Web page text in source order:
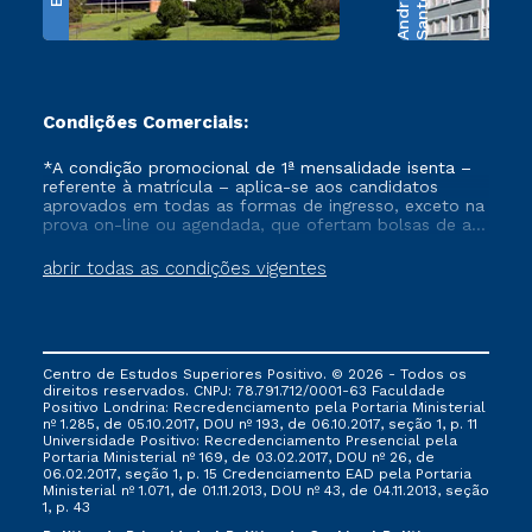
S
a
n
t
o
s
A
n
d
r
a
d
Condições Comerciais:
abrir todas as condições vigentes
*A condição promocional de 1ª mensalidade isenta –
referente à matrícula – aplica-se aos candidatos
aprovados em todas as formas de ingresso, exceto na
prova on-line ou agendada, que ofertam bolsas de até
vigente, que ainda não tenham efetivado e/ou não
tenham cancelado ou trancado sua matrícula em uma
via FIES, Prouni e outros programas governamentais, e
não se acumula com nenhuma outra campanha
ofertada pela Instituição.
Centro de Estudos Superiores Positivo. © 2026 - Todos os
direitos reservados. CNPJ: 78.791.712/0001-63 Faculdade
Positivo Londrina: Recredenciamento pela Portaria Ministerial
nº 1.285, de 05.10.2017, DOU nº 193, de 06.10.2017, seção 1, p. 11
Universidade Positivo: Recredenciamento Presencial ​pela
Portaria Ministerial nº 169, de 03.02.2017, DOU nº 26, de
06.02.2017, seção 1, p. 15 Credenciamento EAD pela Portaria
Ministerial nº 1.071, de 01.11.2013, DOU nº 43, de 04.11.2013, seção
1, p. 43